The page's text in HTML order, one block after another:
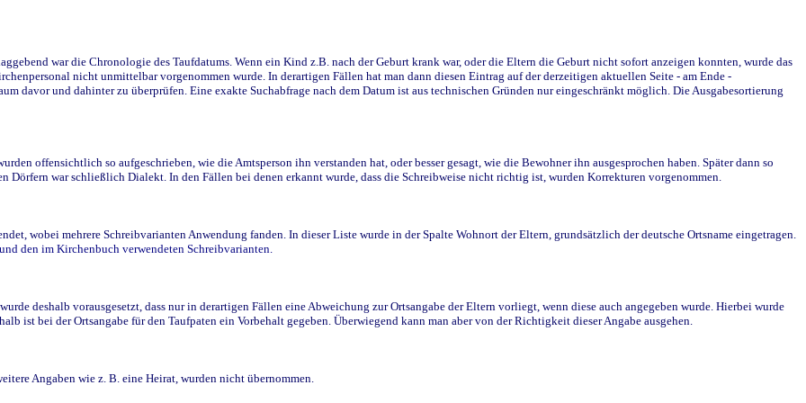
war die Chronologie des Taufdatums. Wenn ein Kind z.B. nach der Geburt krank war, oder die Eltern die Geburt nicht sofort anzeigen konnten, wurde das
nicht unmittelbar vorgenommen wurde. In derartigen Fällen hat man dann diesen Eintrag auf der derzeitigen aktuellen Seite - am Ende -
davor und dahinter zu überprüfen. Eine exakte Suchabfrage nach dem Datum ist aus technischen Gründen nur eingeschränkt möglich. Die Ausgabesortierung
offensichtlich so aufgeschrieben, wie die Amtsperson ihn verstanden hat, oder besser gesagt, wie die Bewohner ihn ausgesprochen haben. Später dann so
Dörfern war schließlich Dialekt. In den Fällen bei denen erkannt wurde, dass die Schreibweise nicht richtig ist, wurden Korrekturen vorgenommen.
wobei mehrere Schreibvarianten Anwendung fanden. In dieser Liste wurde in der Spalte Wohnort der Eltern, grundsätzlich der deutsche Ortsname eingetragen.
den im Kirchenbuch verwendeten Schreibvarianten.
deshalb vorausgesetzt, dass nur in derartigen Fällen eine Abweichung zur Ortsangabe der Eltern vorliegt, wenn diese auch angegeben wurde. Hierbei wurde
ist bei der Ortsangabe für den Taufpaten ein Vorbehalt gegeben. Überwiegend kann man aber von der Richtigkeit dieser Angabe ausgehen.
Angaben wie z. B. eine Heirat, wurden nicht übernommen.